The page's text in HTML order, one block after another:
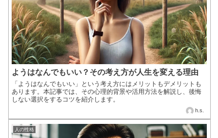
ようはなんでもいい？その考え方が人生を変える理由
「ようはなんでもいい」という考え方にはメリットもデメリットも
あります。本記事では、その心理的背景や活用方法を解説し、後悔
しない選択をするコツを紹介します。
h.s.
人の性格